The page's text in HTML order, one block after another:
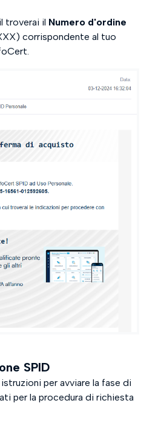
troverai il Numero d'ordine
corrispondente al tuo
SPID
per avviare la fase di
per la procedura di richiesta